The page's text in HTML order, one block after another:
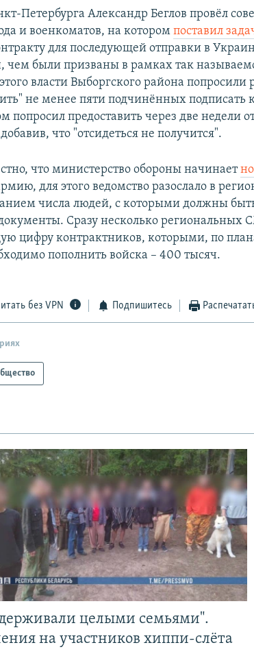
Петербурга Александр Беглов провёл
и военкоматов, на которомпоставил
для последующей отправки в
чем были призваны в рамках так
власти Выборгского района попросили
не менее пяти подчинённых подписать
предоставить через две недели
что "отсидеться не получится".
что министерство обороны начинает
для этого ведомство разослало в
числа людей, с которыми должны
Сразу несколько региональных
цифру контрактников, которыми, по
пополнить войска – 400 тысяч.
без VPN Подпишитесь
целыми семьями".
на участников хиппи-слёта